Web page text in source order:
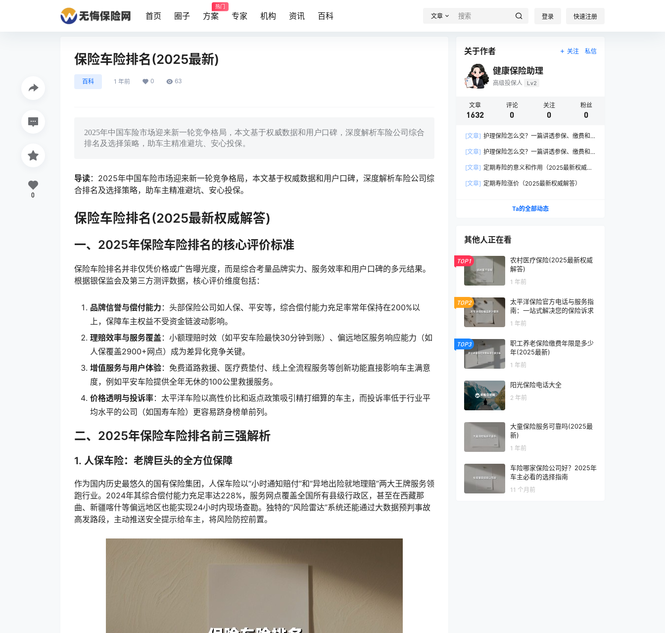
首页 圈子 方案
热门
专家 机构 资讯 百科 文章 登录 快速注册
保险车险排名(2025最新)
百科 1 年前 0 63
2025年中国车险市场迎来新一轮竞争格局，本文基于权威数据和用户口碑，深度解析车险公司综合
排名及选择策略，助车主精准避坑、安心投保。
导读：2025年中国车险市场迎来新一轮竞争格局，本文基于权威数据和用户口碑，深度解析车险公司综
合排名及选择策略，助车主精准避坑、安心投保。
保险车险排名(2025最新权威解答)
一、2025年保险车险排名的核心评价标准
保险车险排名并非仅凭价格或广告曝光度，而是综合考量品牌实力、服务效率和用户口碑的多元结果。
根据银保监会及第三方测评数据，核心评价维度包括：
品牌信誉与偿付能力 ：头部保险公司如人保、平安等，综合偿付能力充足率常年保持在200%以
上，保障车主权益不受资金链波动影响。
理赔效率与服务覆盖 ：小额理赔时效（如平安车险最快30分钟到账）、偏远地区服务响应能力（如
人保覆盖2900+网点）成为差异化竞争关键。
增值服务与用户体验：免费道路救援、医疗费垫付、线上全流程服务等创新功能直接影响车主满意
度，例如平安车险提供全年无休的100公里救援服务。
价格透明与投诉率：太平洋车险以高性价比和返点政策吸引精打细算的车主，而投诉率低于行业平
均水平的公司（如国寿车险）更容易跻身榜单前列。
二、2025年保险车险排名前三强解析
1. 人保车险：老牌巨头的全方位保障
作为国内历史最悠久的国有保险集团，人保车险以“小时通知赔付”和“异地出险就地理赔”两大王牌服务领
跑行业。2024年其综合偿付能力充足率达228%，服务网点覆盖全国所有县级行政区，甚至在西藏那
曲、新疆喀什等偏远地区也能实现24小时内现场查勘。独特的“风险雷达”系统还能通过大数据预判事故
高发路段，主动推送安全提示给车主，将风险防控前置。
0
关于作者 关注 私信
健康保险助理
高级投保人 Lv2
文章
1632
评论
0
关注
0
粉丝
0
[文章] 护理保险怎么交？一篇讲透参保、缴费和
[文章] 护理保险怎么交？一篇讲透参保、缴费和
[文章] 定期寿险的意义和作用（2025最新权威解
[文章] 定期寿险涨价（2025最新权威解答）
Ta的全部动态
其他人正在看
TOP1
农村医疗保险(2025最新权威
解答)
1 年前
TOP2
太平洋保险官方电话与服务指
南：一站式解决您的保险诉求
1 年前
TOP3
职工养老保险缴费年限是多少
年(2025最新)
1 年前
阳光保险电话大全
2 年前
大童保险服务可靠吗(2025最
新)
1 年前
车险哪家保险公司好？2025年
车主必看的选择指南
11 个月前